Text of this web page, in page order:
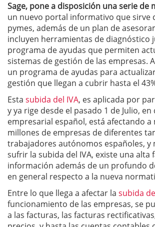
Sage, pone a disposición una serie de
un nuevo portal informativo que sirve
pymes, además de un plan de
incluyen herramientas de diagnóstico
programa de ayudas que permiten
sistemas de gestión de las empresas.
un programa de ayudas para
gestión que llegan a cubrir hasta el
Esta subida del IVA, es aplicada por
y ya rige desde el pasado 1 de Julio,
empresarial español, está afectando a
millones de empresas de diferentes
trabajadores autónomos españoles, y
sufrir la subida del IVA, existe una alta
información además de un profundo
en general respecto a la nueva
Entre lo que llega a afectar la subida
funcionamiento de las empresas, se
a las facturas, las facturas